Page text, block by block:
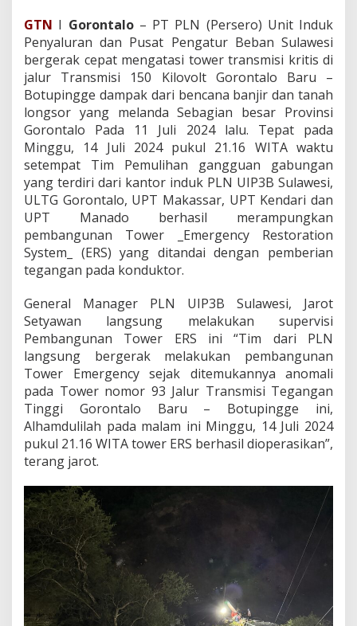
C
e
p
a
P
l
i
h
a
n
L
i
t
r
i
T
e
a
m
p
a
k
B
a
o
r
o
n
t
GTN I Gorontalo– PT PLN (Persero) Unit Induk
Penyaluran dan Pusat Pengatur Beban Sulawesi
bergerak cepat mengatasi tower transmisi kritis di
jalur Transmisi 150 Kilovolt Gorontalo Baru –
Botupingge dampak dari bencana banjir dan tanah
longsor yang melanda Sebagian besar Provinsi
Gorontalo Pada 11 Juli 2024 lalu. Tepat pada
Minggu, 14 Juli 2024 pukul 21.16 WITA waktu
setempat Tim Pemulihan gangguan gabungan
yang terdiri dari kantor induk PLN UIP3B Sulawesi,
ULTG Gorontalo, UPT Makassar, UPT Kendari dan
UPT Manado berhasil merampungkan
pembangunan Tower _Emergency Restoration
System_ (ERS) yang ditandai dengan pemberian
tegangan pada konduktor.
General Manager PLN UIP3B Sulawesi, Jarot
Setyawan langsung melakukan supervisi
Pembangunan Tower ERS ini “Tim dari PLN
langsung bergerak melakukan pembangunan
Tower Emergency sejak ditemukannya anomali
pada Tower nomor 93 Jalur Transmisi Tegangan
Tinggi Gorontalo Baru – Botupingge ini,
Alhamdulilah pada malam ini Minggu, 14 Juli 2024
pukul 21.16 WITA tower ERS berhasil dioperasikan”,
terang jarot.